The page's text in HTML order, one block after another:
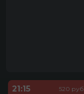
21:15
520 руб.